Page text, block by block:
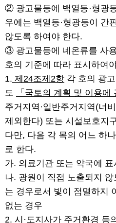
② 광고물등에 백열등·형광
우에는 백열등·형광등이 간
않도록 하여야 한다.
③ 광고물등에 네온류를 사
호의 기준에 따라 표시하여
1. 제24조제2항 각 호의 광
도
「국토의 계획 및 이용에
주거지역·일반주거지역(너
제외한다) 또는 시설보호지
다만, 다음 각 목의 어느 하
로 한다.
가. 의료기관 또는 약국에 표
나. 광원이 직접 노출되지
는 경우로서 빛이 점멸하지
없는 경우
2. 시·도지사가 주거환경 등